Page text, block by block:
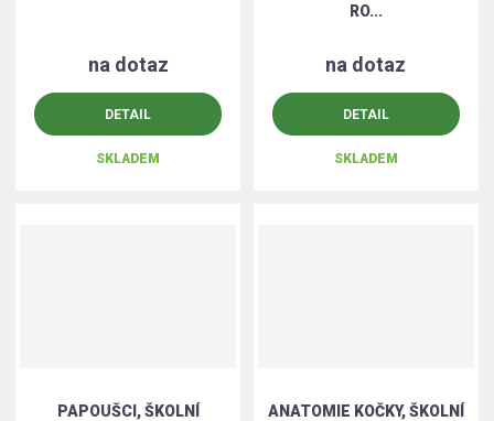
na dotaz
DETAIL
SKLADEM
RO...
na dotaz
DETAIL
SKLADEM
PAPOUŠCI, ŠKOLNÍ
ANATOMIE KOČKY, ŠKOLNÍ